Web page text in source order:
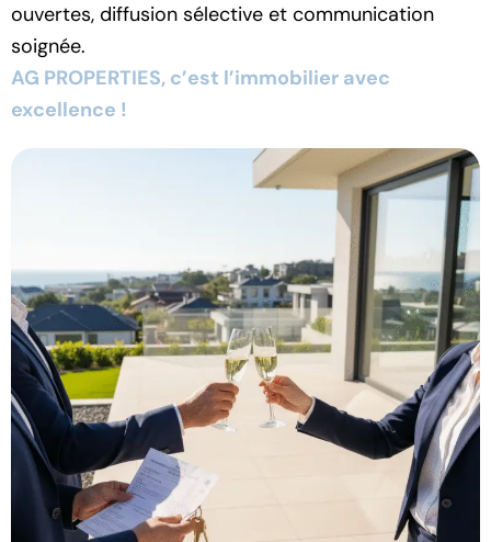
ouvertes, diffusion sélective et communication
soignée.
AG PROPERTIES, c’est l’immobilier avec
excellence !